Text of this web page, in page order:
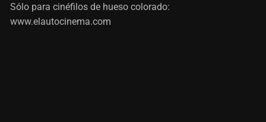
Sólo para cinéfilos de hueso colorado:
www.elautocinema.com